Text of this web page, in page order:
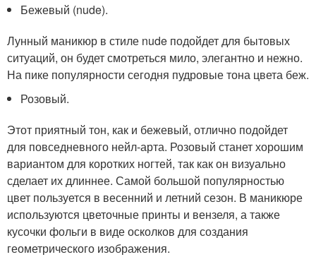
Бежевый (nude).
Лунный маникюр в стиле nude подойдет для бытовых
ситуаций, он будет смотреться мило, элегантно и нежно.
На пике популярности сегодня пудровые тона цвета беж.
Розовый.
Этот приятный тон, как и бежевый, отлично подойдет
для повседневного нейл-арта. Розовый станет хорошим
вариантом для коротких ногтей, так как он визуально
сделает их длиннее. Самой большой популярностью
цвет пользуется в весенний и летний сезон. В маникюре
используются цветочные принты и вензеля, а также
кусочки фольги в виде осколков для создания
геометрического изображения.